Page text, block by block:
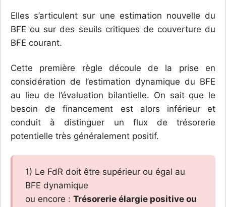
Elles s’articulent sur une estimation nouvelle du
BFE ou sur des seuils critiques de couverture du
BFE courant.
Cette première règle découle de la prise en
considération de l’estimation dynamique du BFE
au lieu de l’évaluation bilantielle. On sait que le
besoin de financement est alors inférieur et
conduit à distinguer un flux de trésorerie
potentielle très généralement positif.
1) Le FdR doit être supérieur ou égal au
BFE dynamique
ou encore : Trésorerie élargie positive ou